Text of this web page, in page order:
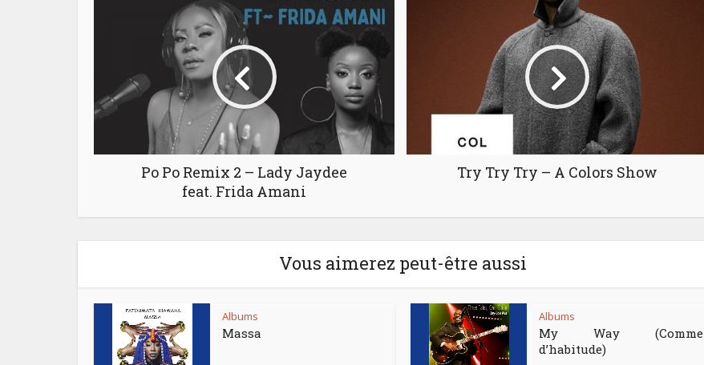
Po Po Remix 2 – Lady Jaydee
feat. Frida Amani
Try Try Try – A Colors Show
Vous aimerez peut-être aussi
Albums
Massa
Albums
My Way (Comme
d’habitude)